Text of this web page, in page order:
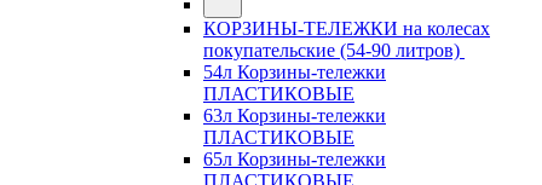
КОРЗИНЫ-ТЕЛЕЖКИ на колесах
покупательские (54-90 литров)
54л Корзины-тележки
ПЛАСТИКОВЫЕ
63л Корзины-тележки
ПЛАСТИКОВЫЕ
65л Корзины-тележки
ПЛАСТИКОВЫЕ